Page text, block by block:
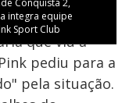
Conquista 2,
integra equipe
Sport Club
Taty Pink e
que viu a
pediu para a
pela situação.